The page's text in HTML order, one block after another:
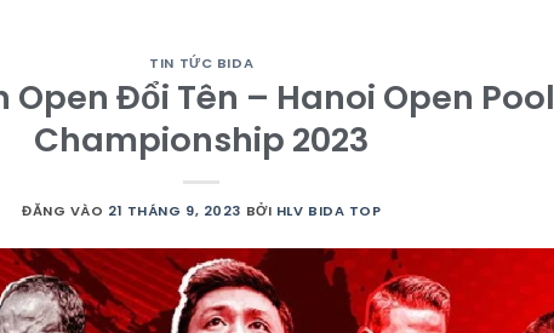
TIN TỨC BIDA
Open Đổi Tên – Hanoi Open Pool
Championship 2023
ĐĂNG VÀO 21 THÁNG 9, 2023 BỞI HLV BIDA TOP